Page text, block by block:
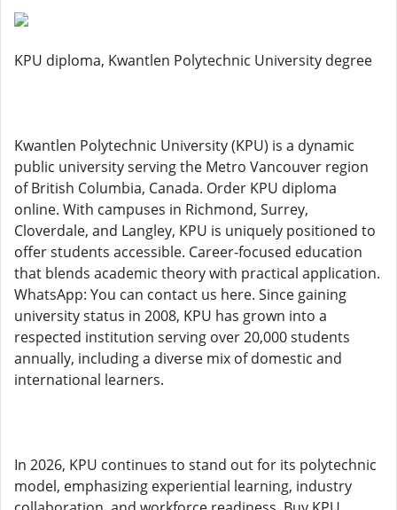
KPU diploma, Kwantlen Polytechnic University degree
Kwantlen Polytechnic University (KPU) is a dynamic
public university serving the Metro Vancouver region
of British Columbia, Canada. Order KPU diploma
online. With campuses in Richmond, Surrey,
Cloverdale, and Langley, KPU is uniquely positioned to
offer students accessible. Career-focused education
that blends academic theory with practical application.
WhatsApp: You can contact us here. Since gaining
university status in 2008, KPU has grown into a
respected institution serving over 20,000 students
annually, including a diverse mix of domestic and
international learners.
In 2026, KPU continues to stand out for its polytechnic
model, emphasizing experiential learning, industry